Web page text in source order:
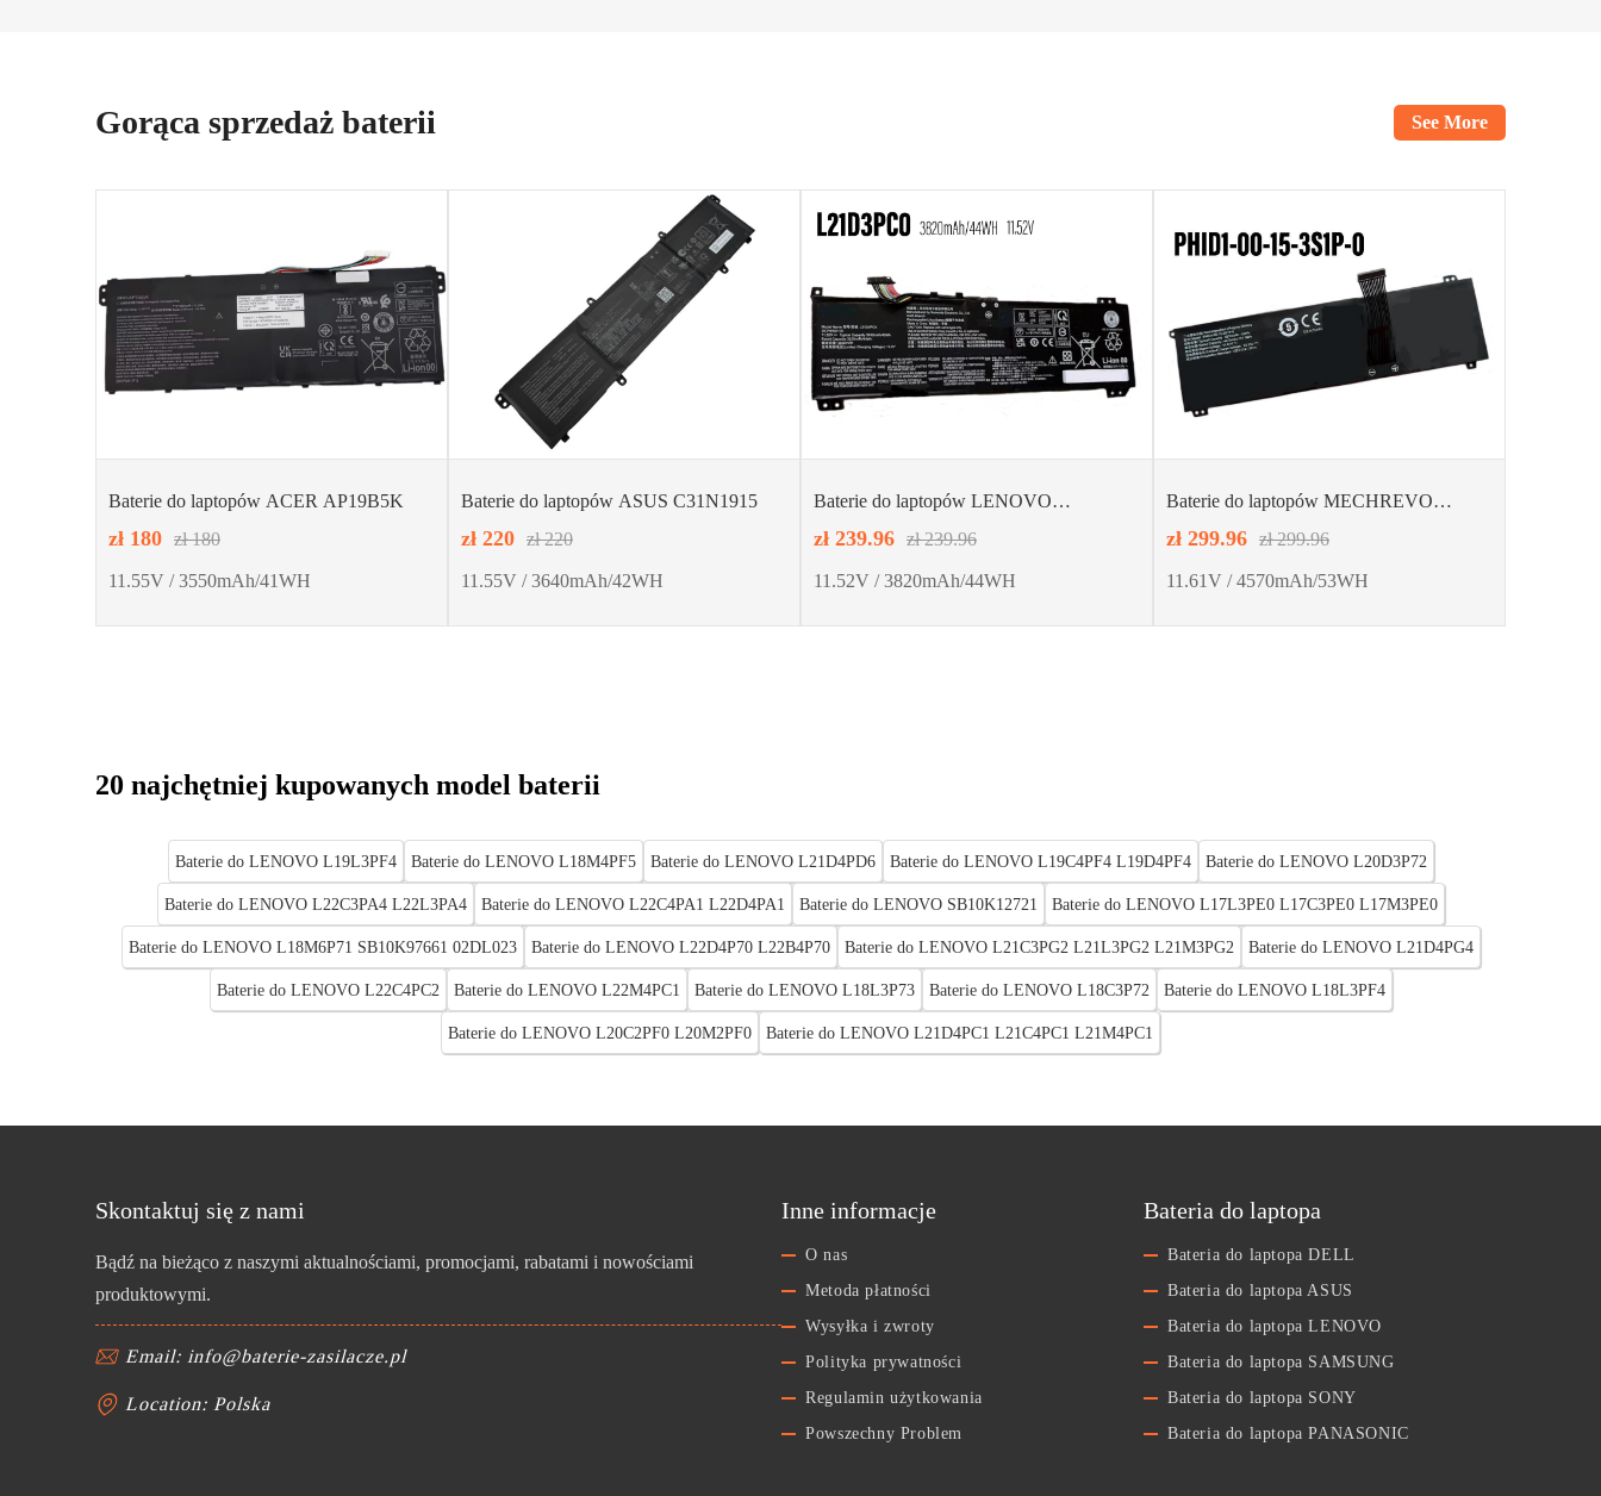
Gorąca sprzedaż baterii See More
Baterie do laptopów ACER AP19B5K
zł 180 zł 180
11.55V / 3550mAh/41WH
Baterie do laptopów ASUS C31N1915
zł 220 zł 220
11.55V / 3640mAh/42WH
Baterie do laptopów LENOVO
zł 239.96 zł 239.96
11.52V / 3820mAh/44WH
Baterie do laptopów MECHREVO
zł 299.96 zł 299.96
11.61V / 4570mAh/53WH
20 najchętniej kupowanych model baterii
Baterie do LENOVO L19L3PF4 Baterie do LENOVO L18M4PF5 Baterie do LENOVO L21D4PD6 Baterie do LENOVO L19C4PF4 L19D4PF4 Baterie do LENOVO L20D3P72
Baterie do LENOVO L22C3PA4 L22L3PA4 Baterie do LENOVO L22C4PA1 L22D4PA1 Baterie do LENOVO SB10K12721 Baterie do LENOVO L17L3PE0 L17C3PE0 L17M3PE0
Baterie do LENOVO L18M6P71 SB10K97661 02DL023 Baterie do LENOVO L22D4P70 L22B4P70 Baterie do LENOVO L21C3PG2 L21L3PG2 L21M3PG2 Baterie do LENOVO L21D4PG4
Baterie do LENOVO L22C4PC2 Baterie do LENOVO L22M4PC1 Baterie do LENOVO L18L3P73 Baterie do LENOVO L18C3P72 Baterie do LENOVO L18L3PF4
Baterie do LENOVO L20C2PF0 L20M2PF0 Baterie do LENOVO L21D4PC1 L21C4PC1 L21M4PC1
Skontaktuj się z nami
Bądź na bieżąco z naszymi aktualnościami, promocjami, rabatami i nowościami
produktowymi.
Email: info@baterie-zasilacze.pl
Location: Polska
Inne informacje
O nas
Metoda płatności
Wysyłka i zwroty
Polityka prywatności
Regulamin użytkowania
Powszechny Problem
Bateria do laptopa
Bateria do laptopa DELL
Bateria do laptopa ASUS
Bateria do laptopa LENOVO
Bateria do laptopa SAMSUNG
Bateria do laptopa SONY
Bateria do laptopa PANASONIC